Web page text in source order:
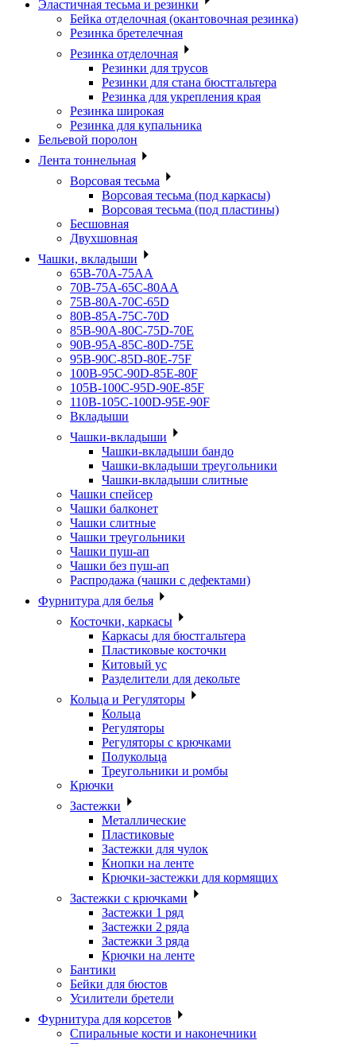
Эластичная тесьма и резинки
Бейка отделочная (окантовочная резинка)
Резинка бретелечная
Резинка отделочная
Резинки для трусов
Резинки для стана бюстгальтера
Резинка для укрепления края
Резинка широкая
Резинка для купальника
Бельевой поролон
Лента тоннельная
Ворсовая тесьма
Ворсовая тесьма (под каркасы)
Ворсовая тесьма (под пластины)
Бесшовная
Двухшовная
Чашки, вкладыши
65B-70A-75АА
70В-75А-65С-80АА
75В-80А-70С-65D
80В-85А-75С-70D
85В-90А-80С-75D-70E
90B-95A-85C-80D-75E
95B-90C-85D-80E-75F
100B-95C-90D-85E-80F
105B-100C-95D-90E-85F
110B-105C-100D-95E-90F
Вкладыши
Чашки-вкладыши
Чашки-вкладыши бандо
Чашки-вкладыши треугольники
Чашки-вкладыши слитные
Чашки спейсер
Чашки балконет
Чашки слитные
Чашки треугольники
Чашки пуш-ап
Чашки без пуш-ап
Распродажа (чашки с дефектами)
Фурнитура для белья
Косточки, каркасы
Каркасы для бюстгальтера
Пластиковые косточки
Китовый ус
Разделители для декольте
Кольца и Регуляторы
Кольца
Регуляторы
Регуляторы с крючками
Полукольца
Треугольники и ромбы
Крючки
Застежки
Металлические
Пластиковые
Застежки для чулок
Кнопки на ленте
Крючки-застежки для кормящих
Застежки с крючками
Застежки 1 ряд
Застежки 2 ряда
Застежки 3 ряда
Крючки на ленте
Бантики
Бейки для бюстов
Усилители бретели
Фурнитура для корсетов
Спиральные кости и наконечники